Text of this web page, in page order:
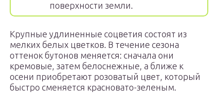
поверхности земли.
Крупные удлиненные соцветия состоят из
мелких белых цветков. В течение сезона
оттенок бутонов меняется: сначала они
кремовые, затем белоснежные, а ближе к
осени приобретают розоватый цвет, который
быстро сменяется красновато-зеленым.